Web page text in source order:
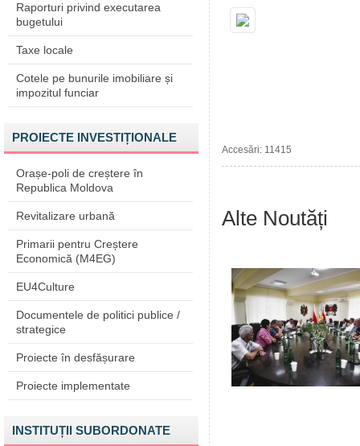
Raporturi privind executarea
bugetului
Taxe locale
Cotele pe bunurile imobiliare și
impozitul funciar
PROIECTE INVESTIȚIONALE
Orașe-poli de creștere în
Republica Moldova
Revitalizare urbană
Primarii pentru Creștere
Economică (M4EG)
EU4Culture
Documentele de politici publice /
strategice
Proiecte în desfășurare
Proiecte implementate
INSTITUȚII SUBORDONATE
Accesări: 11415
Alte Noutăți